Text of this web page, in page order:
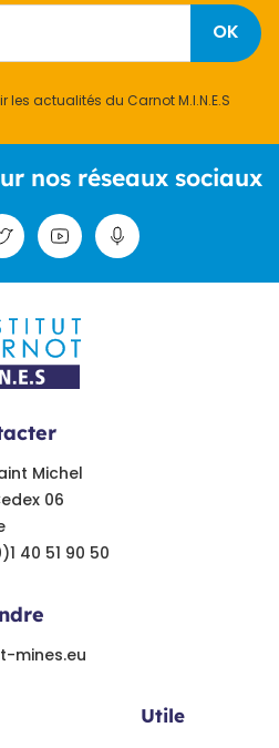
OK
les actualités du Carnot M.I.N.E.S
nos réseaux sociaux
mines.eu
Michel
06
40 51 90 50
Utile